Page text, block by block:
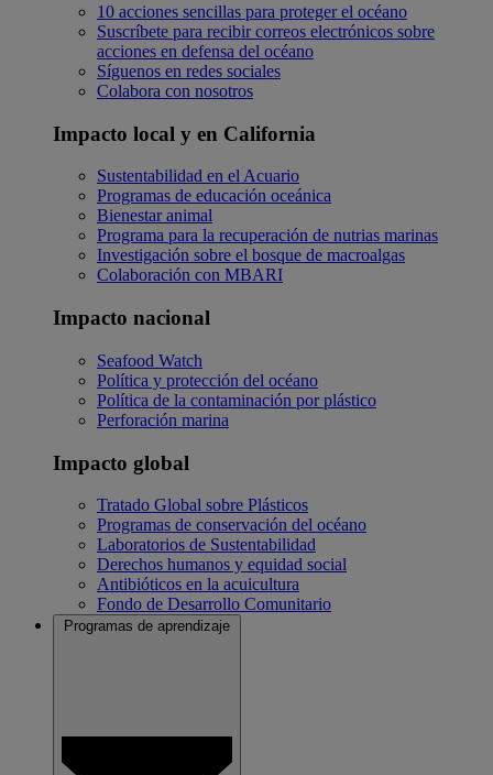
10 acciones sencillas para proteger el océano
Suscríbete para recibir correos electrónicos sobre
acciones en defensa del océano
Síguenos en redes sociales
Colabora con nosotros
Impacto local y en California
Sustentabilidad en el Acuario
Programas de educación oceánica
Bienestar animal
Programa para la recuperación de nutrias marinas
Investigación sobre el bosque de macroalgas
Colaboración con MBARI
Impacto nacional
Seafood Watch
Política y protección del océano
Política de la contaminación por plástico
Perforación marina
Impacto global
Tratado Global sobre Plásticos
Programas de conservación del océano
Laboratorios de Sustentabilidad
Derechos humanos y equidad social
Antibióticos en la acuicultura
Fondo de Desarrollo Comunitario
Programas de aprendizaje